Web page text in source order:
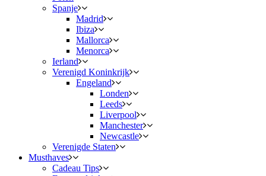
Spanje
Madrid
Ibiza
Mallorca
Menorca
Ierland
Verenigd Koninkrijk
Engeland
Londen
Leeds
Liverpool
Manchester
Newcastle
Verenigde Staten
Musthaves
Cadeau Tips